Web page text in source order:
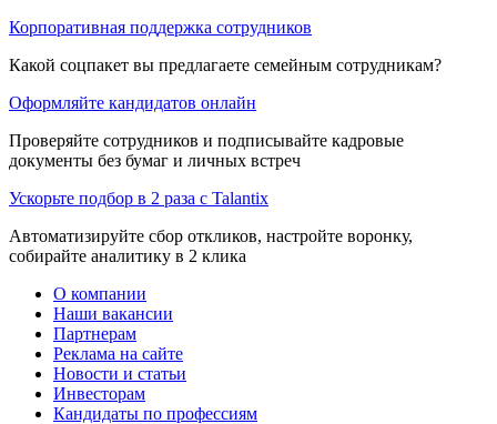
Корпоративная поддержка сотрудников
Какой соцпакет вы предлагаете семейным сотрудникам?
Оформляйте кандидатов онлайн
Проверяйте сотрудников и подписывайте кадровые
документы без бумаг и личных встреч
Ускорьте подбор в 2 раза с Talantix
Автоматизируйте сбор откликов, настройте воронку,
собирайте аналитику в 2 клика
О компании
Наши вакансии
Партнерам
Реклама на сайте
Новости и статьи
Инвесторам
Кандидаты по профессиям